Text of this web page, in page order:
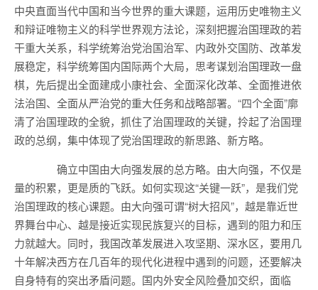
中央直面当代中国和当今世界的重大课题，运用历史唯物主义
和辩证唯物主义的科学世界观方法论，深刻把握治国理政的若
干重大关系，科学统筹治党治国治军、内政外交国防、改革发
展稳定，科学统筹国内国际两个大局，思考谋划治国理政一盘
棋，先后提出全面建成小康社会、全面深化改革、全面推进依
法治国、全面从严治党的重大任务和战略部署。“四个全面”廓
清了治国理政的全貌，抓住了治国理政的关键，拎起了治国理
政的总纲，集中体现了党治国理政的新思路、新方略。
确立中国由大向强发展的总方略。由大向强，不仅是
量的积累，更是质的飞跃。如何实现这“关键一跃”，是我们党
治国理政的核心课题。由大向强可谓“树大招风”，越是靠近世
界舞台中心、越是接近实现民族复兴的目标，遇到的阻力和压
力就越大。同时，我国改革发展进入攻坚期、深水区，要用几
十年解决西方在几百年的现代化进程中遇到的问题，还要解决
自身特有的突出矛盾问题。国内外安全风险叠加交织，面临